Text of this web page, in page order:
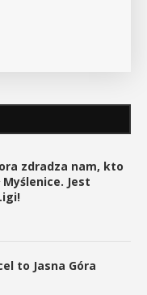
zdradza nam, kto
Jest
to Jasna Góra